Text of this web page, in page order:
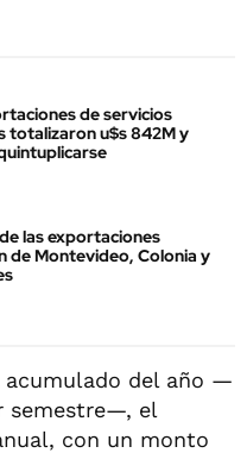
de servicios
totalizaron u$s 842M y
las exportaciones
de Montevideo, Colonia y
acumulado del año —
semestre—, el
con un monto